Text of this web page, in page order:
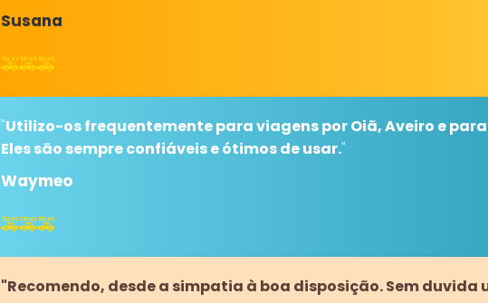
Susana
🚕🚕🚕
"Utilizo-os frequentemente para viagens por Oiã, Aveiro e
Eles são sempre confiáveis ​​e ótimos de usar."
Waymeo
🚕🚕🚕
"Recomendo, desde a simpatia à boa disposição. Sem duvida